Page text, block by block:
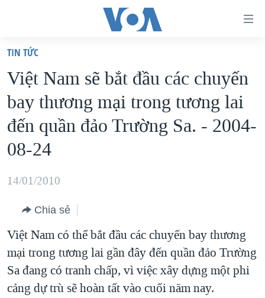
truy
cập
Tới
nội
chính
Tới
hướng
chính
tới
"Tìm"
VIỆT NAM
HOA KỲ
BIỂN ĐÔNG
THẾ GIỚI
MỤC
TỰ DO BÁO CHÍ
VẠCH TRẦN TIN GIẢ
NGƯỜI VIỆT HẢI NGOẠI
CHUYÊN ĐỀ
CHIẾN TRANH THƯƠNG MẠI CỦA MỸ: QUÁ KHỨ VÀ HIỆN
TẠI
HÀNH TRÌNH BẦU CỬ 2024
HỌC TIẾNG ANH
VIDEO
TIN TỨC
Việt Nam sẽ bắt đầu các chuyến
bay thương mại trong tương lai
đến quần đảo Trường Sa. - 2004-
08-24
14/01/2010
Chia sẻ
Việt Nam có thể bắt đầu các chuyến bay thương
mại trong tương lai gần đây đến quần đảo Trường
Sa đang có tranh chấp, vì việc xây dựng một phi
cảng dự trù sẽ hoàn tất vào cuối năm nay.